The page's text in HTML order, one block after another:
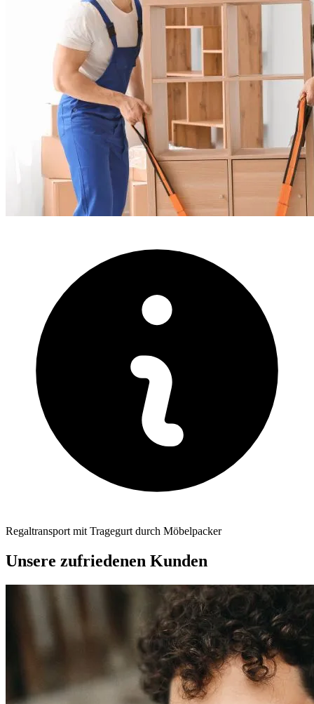
Regaltransport mit Tragegurt durch Möbelpacker
Unsere zufriedenen Kunden